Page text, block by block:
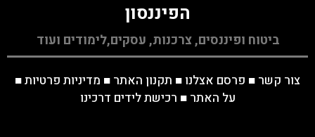
הפיננסון
ביטוח ופיננסים, צרכנות, עסקים,לימודים ועוד
צור קשר ■ פרסם אצלנו ■ תקנון האתר ■ מדיניות פרטיות■
על האתר ■ רכישת לידים דרכינו